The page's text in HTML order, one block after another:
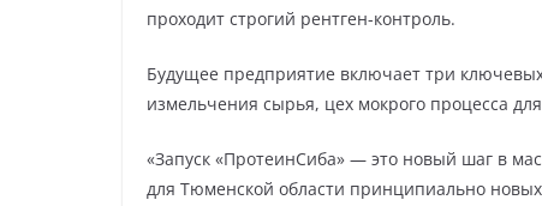
проходит строгий рентген-контроль.
Будущее предприятие включает три
измельчения сырья, цех мокрого процесса
«Запуск «ПротеинСиба» — это новый шаг в
для Тюменской области принципиально